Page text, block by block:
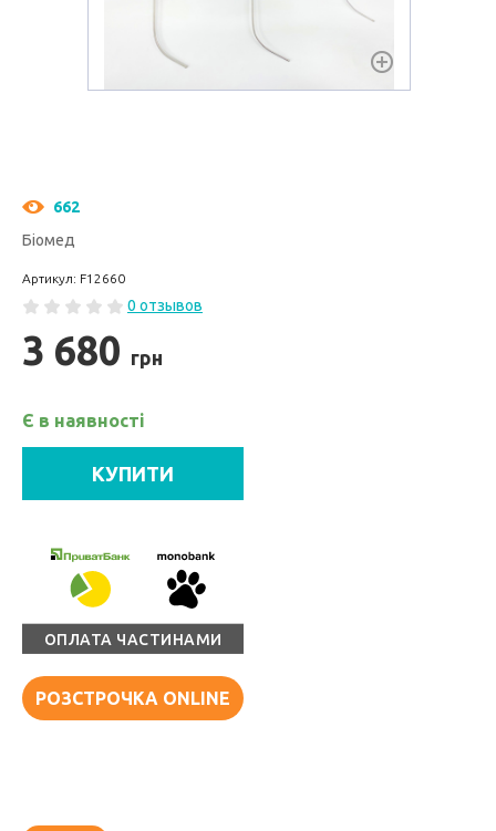
662
Біомед
Артикул: F12660
0 отзывов
3 680 грн
Є в наявності
КУПИТИ
ОПЛАТА ЧАСТИНАМИ
РОЗСТРОЧКА ONLINE